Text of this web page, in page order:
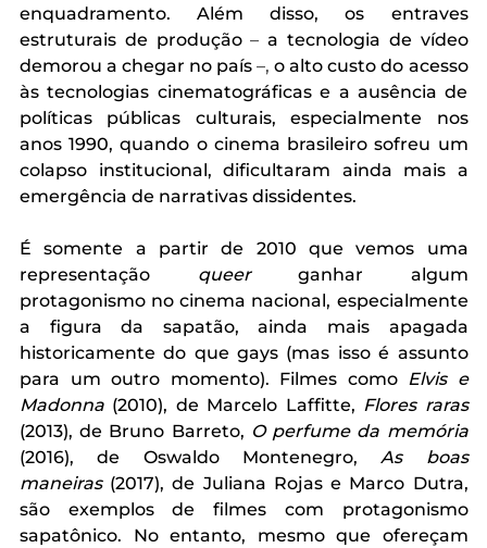
enquadramento. Além disso, os entraves
estruturais de produção – a tecnologia de vídeo
demorou a chegar no país –, o alto custo do acesso
às tecnologias cinematográficas e a ausência de
políticas públicas culturais, especialmente nos
anos 1990, quando o cinema brasileiro sofreu um
colapso institucional, dificultaram ainda mais a
emergência de narrativas dissidentes.
É somente a partir de 2010 que vemos uma
representação queer ganhar algum
protagonismo no cinema nacional, especialmente
a figura da sapatão, ainda mais apagada
historicamente do que gays (mas isso é assunto
para um outro momento). Filmes como Elvis e
Madonna (2010), de Marcelo Laffitte,
Flores raras
(2013), de Bruno Barreto,
O perfume da memória
(2016),
de Oswaldo Montenegro, As boas
maneiras (2017), de Juliana Rojas e Marco Dutra,
são exemplos de filmes com protagonismo
sapatônico. No entanto, mesmo que ofereçam